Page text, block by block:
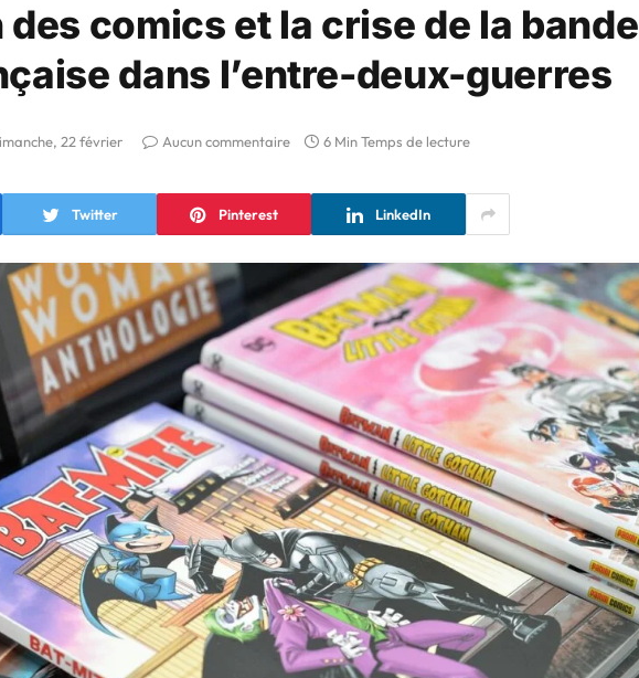
des comics et la crise de la bande
dans l’entre-deux-guerres
22 février Aucun commentaire 6 Min Temps de lecture
Twitter Pinterest LinkedIn